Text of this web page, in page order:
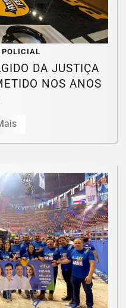
POLICIAL
DA JUSTIÇA
NOS ANOS